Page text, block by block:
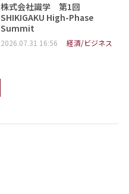
株式会社識学 第1回
SHIKIGAKU High-Phase
Summit
2026.07.31 16:56 経済/ビジネス